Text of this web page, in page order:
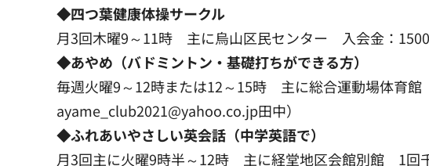
◆四つ葉健康体操サークル
月3回木曜9～11時 主に烏山区民センター 入会金：
◆あやめ（バドミントン・基礎打ちができる方）
毎週火曜9～12時または12～15時 主に総合運動場体育
ayame_club2021@yahoo.co.jp田中）
◆ふれあいやさしい英会話（中学英語で）
月3回主に火曜9時半～12時 主に経堂地区会館別館 1回